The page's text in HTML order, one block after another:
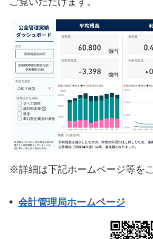
※詳細は下記ホームページ等を
会計管理局ホームページ